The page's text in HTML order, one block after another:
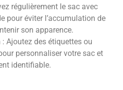
régulièrement le sac avec
pour éviter l’accumulation de
son apparence.
: Ajoutez des étiquettes ou
personnaliser votre sac et
identifiable.